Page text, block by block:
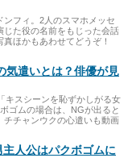
ンフィ。2人のスマホメッセ
じた役の名前をもじった会話
ほかもあわせてどうぞ！
気遣いとは？俳優が見
キスシーンを恥ずかしがる女
ゴムの場合は、NGが出ると
チチャンウクの心遣いも動画
人公はパクボゴムに